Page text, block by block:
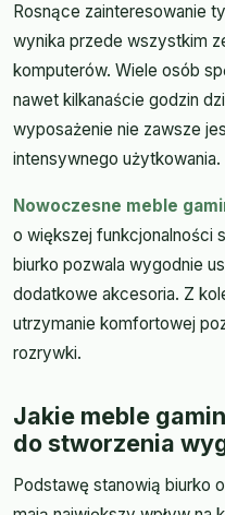
Rosnące zainteresowanie
wynika przede wszystkim
komputerów. Wiele osób
nawet kilkanaście godzin
wyposażenie nie zawsze
intensywnego użytkowania.
Nowoczesne meble
o większej funkcjonalności
biurko pozwala wygodnie
dodatkowe akcesoria. Z
utrzymanie komfortowej
rozrywki.
Jakie meble
do stworzenia
Podstawę stanowią biurko